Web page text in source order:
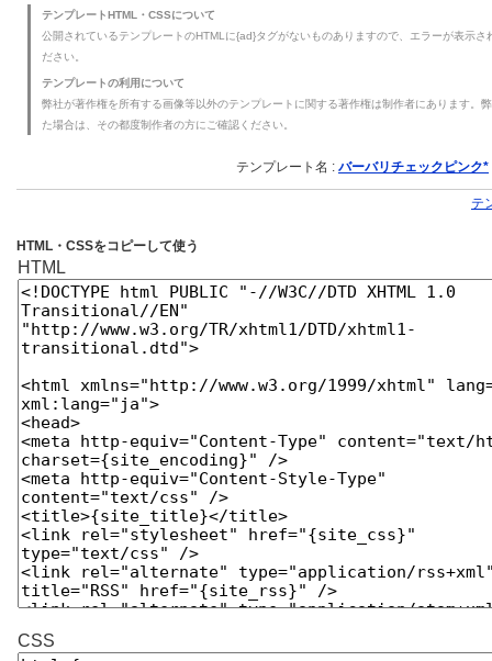
テンプレートHTML・CSSについて
公開されているテンプレートのHTMLに{ad}タグがないものありますので、エラーが表示
ださい。
テンプレートの利用について
弊社が著作権を所有する画像等以外のテンプレートに関する著作権は制作者にあります。
た場合は、その都度制作者の方にご確認ください。
テンプレート名 : バーバリチェックピンク*
テ
HTML・CSSをコピーして使う
HTML
CSS